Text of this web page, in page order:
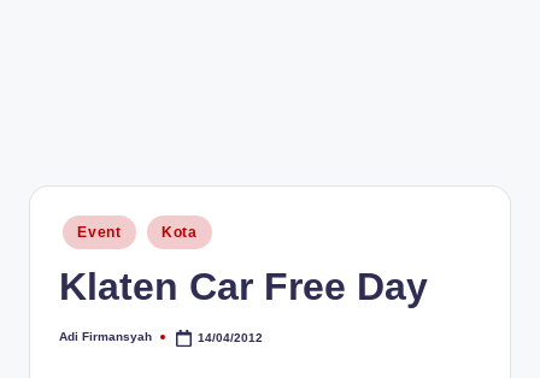
Posted
in
Event Kota
Klaten Car Free Day
Posted
Adi Firmansyah 14/04/2012